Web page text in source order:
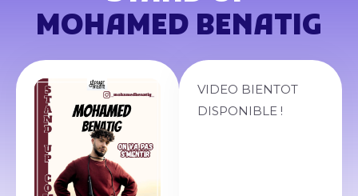
MOHAMED BENATIG
VIDEO BIENTOT
DISPONIBLE !